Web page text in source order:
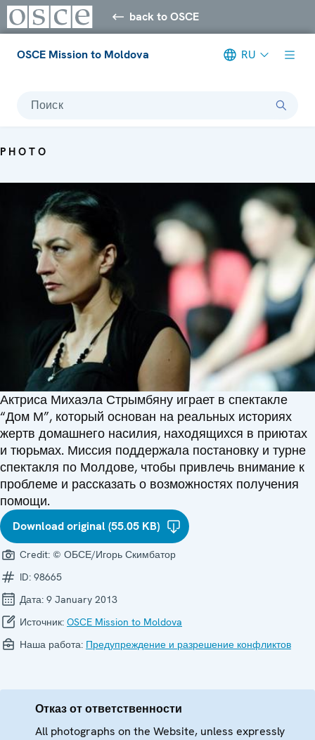
back to OSCE
OSCE Mission to Moldova RU
Поиск
PHOTO
Актриса Михаэла Стрымбяну играет в спектакле
“Дом М”, который основан на реальных историях
жертв домашнего насилия, находящихся в приютах
и тюрьмах. Миссия поддержала постановку и турне
спектакля по Молдове, чтобы привлечь внимание к
проблеме и рассказать о возможностях получения
помощи.
Download original (55.05 KB)
Credit: © ОБСЕ/Игорь Скимбатор
ID: 98665
Дата: 9 January 2013
Источник: OSCE Mission to Moldova
Наша работа: Предупреждение и разрешение конфликтов
Отказ от ответственности
All photographs on the Website, unless expressly